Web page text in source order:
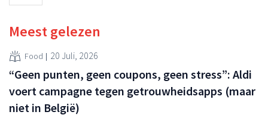
Meest gelezen
Food 20 Juli, 2026
“Geen punten, geen coupons, geen stress”: Aldi
voert campagne tegen getrouwheidsapps (maar
niet in België)